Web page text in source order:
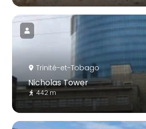
Trinité-et-Tobago
Nicholas Tower
442 m